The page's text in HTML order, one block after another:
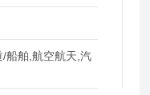
船舶,航空航天,汽